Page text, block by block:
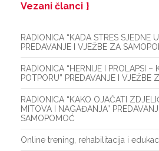
Vezani članci
RADIONICA “KADA STRES SJEDNE
PREDAVANJE I VJEŽBE ZA
RADIONICA “HERNIJE I PROLAPSI
POTPORU” PREDAVANJE I VJEŽBE
RADIONICA “KAKO OJAČATI
MITOVA I NAGAĐANJA”
SAMOPOMOĆ
Online trening, rehabilitacija i